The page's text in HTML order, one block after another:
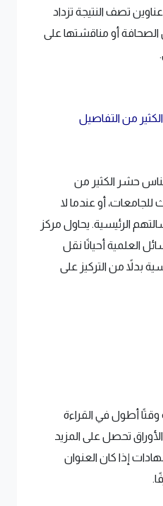
تصف النتيجة تزداد
الصحافة أو مناقشتها على
من التفاصيل
حشر الكثير من
أو عندما لا
الرئيسية. يحاول مركز
العلمية أحيانًا نقل
بدلاً من التركيز على
أطول في القراءة
تحصل على المزيد
إذا كان العنوان